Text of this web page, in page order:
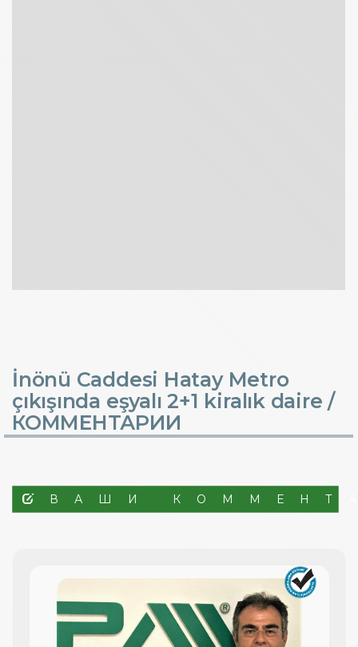
İnönü Caddesi Hatay Metro
çıkışında eşyalı 2+1 kiralık daire /
КОММЕНТАРИИ
ВАШИ